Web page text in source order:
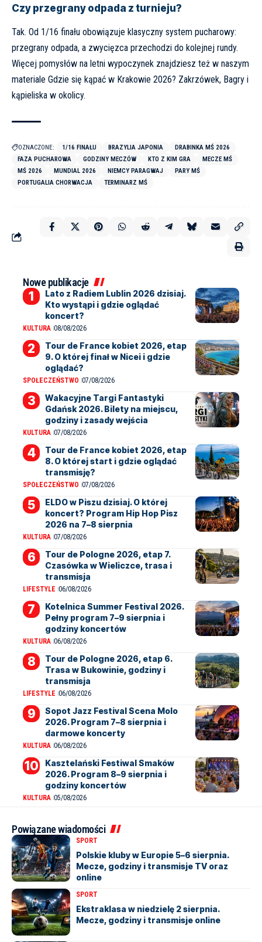
Czy przegrany odpada z turnieju?
Tak. Od 1/16 finału obowiązuje klasyczny system pucharowy:
przegrany odpada, a zwycięzca przechodzi do kolejnej rundy.
Więcej pomysłów na letni wypoczynek znajdziesz też w naszym
materiale Gdzie się kąpać w Krakowie 2026? Zakrzówek, Bagry i
kąpieliska w okolicy.
OZNACZONE: 1/16 FINAŁU BRAZYLIA JAPONIA
DRABINKA MŚ 2026
FAZA PUCHAROWA
GODZINY MECZÓW KTO Z KIM GRA
MECZE MŚ
MŚ 2026
MUNDIAL 2026 NIEMCY PARAGWAJ
PARY MŚ
PORTUGALIA CHORWACJA
TERMINARZ MŚ
Nowe publikacje
Lato z Radiem Lublin 2026 dzisiaj.
Kto wystąpi i gdzie oglądać
koncert?
KULTURA 08/08/2026
Tour de France kobiet 2026, etap
9. O której finał w Nicei i gdzie
oglądać?
SPOŁECZEŃSTWO 07/08/2026
Wakacyjne Targi Fantastyki
Gdańsk 2026. Bilety na miejscu,
godziny i zasady wejścia
KULTURA 07/08/2026
Tour de France kobiet 2026, etap
8. O której start i gdzie oglądać
transmisję?
SPOŁECZEŃSTWO 07/08/2026
ELDO w Piszu dzisiaj. O której
koncert? Program Hip Hop Pisz
2026 na 7–8 sierpnia
KULTURA 07/08/2026
Tour de Pologne 2026, etap 7.
Czasówka w Wieliczce, trasa i
transmisja
LIFESTYLE 06/08/2026
Kotelnica Summer Festival 2026.
Pełny program 7–9 sierpnia i
godziny koncertów
KULTURA 06/08/2026
Tour de Pologne 2026, etap 6.
Trasa w Bukowinie, godziny i
transmisja
LIFESTYLE 06/08/2026
Sopot Jazz Festival Scena Molo
2026. Program 7–8 sierpnia i
darmowe koncerty
KULTURA 06/08/2026
Kasztelański Festiwal Smaków
2026. Program 8–9 sierpnia i
godziny koncertów
KULTURA 05/08/2026
Powiązane wiadomości
SPORT
Polskie kluby w Europie 5–6 sierpnia.
Mecze, godziny i transmisje TV oraz
online
SPORT
Ekstraklasa w niedzielę 2 sierpnia.
Mecze, godziny i transmisje online